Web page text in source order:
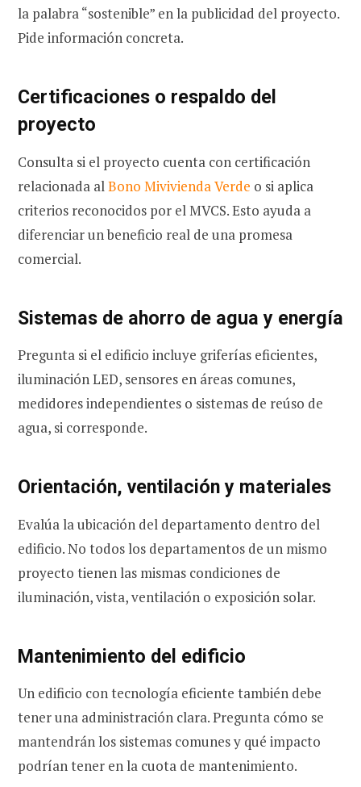
la palabra “sostenible” en la publicidad del proyecto.
Pide información concreta.
Certificaciones o respaldo del
proyecto
Consulta si el proyecto cuenta con certificación
relacionada alBono Mivivienda Verde o si aplica
criterios reconocidos por el MVCS. Esto ayuda a
diferenciar un beneficio real de una promesa
comercial.
Sistemas de ahorro de agua y energía
Pregunta si el edificio incluye griferías eficientes,
iluminación LED, sensores en áreas comunes,
medidores independientes o sistemas de reúso de
agua, si corresponde.
Orientación, ventilación y materiales
Evalúa la ubicación del departamento dentro del
edificio. No todos los departamentos de un mismo
proyecto tienen las mismas condiciones de
iluminación, vista, ventilación o exposición solar.
Mantenimiento del edificio
Un edificio con tecnología eficiente también debe
tener una administración clara. Pregunta cómo se
mantendrán los sistemas comunes y qué impacto
podrían tener en la cuota de mantenimiento.